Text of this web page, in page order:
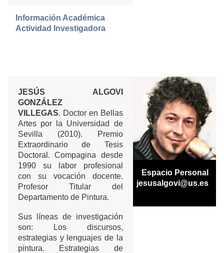
Información Académica
Actividad Investigadora
JESÚS ALGOVI
GONZÁLEZ
VILLEGAS. Doctor en Bellas
Artes por la Universidad de
Sevilla (2010). Premio
Extraordinario de Tesis
Doctoral. Compagina desde
1990 su labor profesional
con su vocación docente.
Profesor Titular del
Departamento de Pintura.
Sus líneas de investigación
son: Los discursos,
estrategias y lenguajes de la
pintura. Estrategias de
Espacio Personal
jesusalgovi@us.es